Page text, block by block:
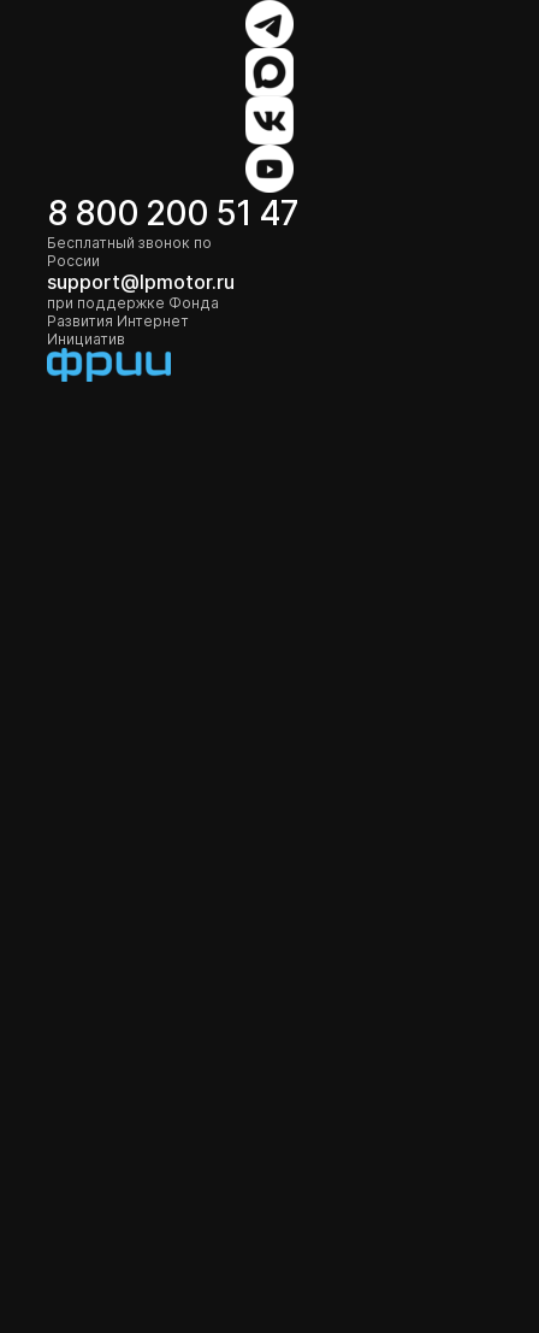
8 800 200 51 47
Бесплатный звонок по
России
support@lpmotor.ru
при поддержке Фонда
Развития Интернет
Инициатив